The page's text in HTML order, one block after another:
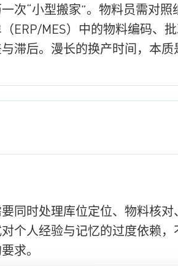
次“小型搬家”。物料员需对
ERP/MES）中的物料编码、
滞后。漫长的换产时间，本质
同时处理库位定位、物料核
个人经验与记忆的过度依赖
求。